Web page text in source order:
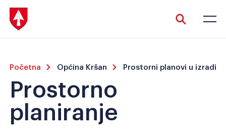
Veliki tekst
Početna Općina Kršan Prostorni planovi u izradi
Prostorno
planiranje